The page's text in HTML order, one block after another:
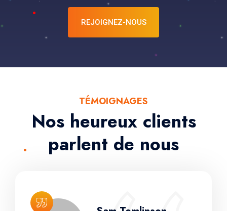
REJOIGNEZ-NOUS
TÉMOIGNAGES
Nos heureux clients
parlent de nous